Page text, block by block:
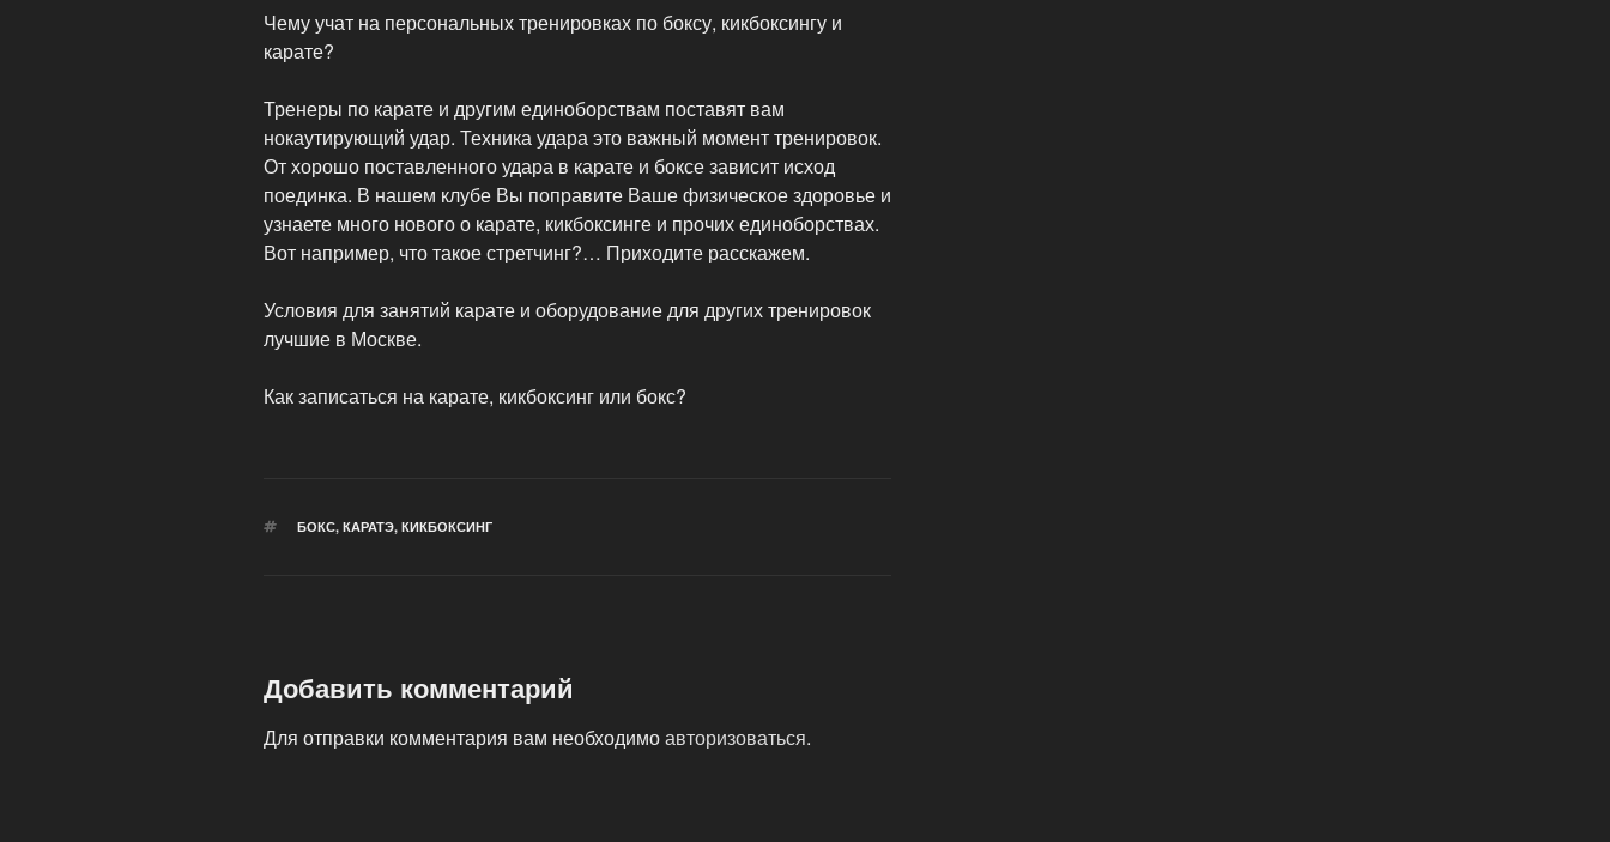
Чему учат на персональных тренировках по боксу, кикбоксингу и
карате?
Тренеры по карате и другим единоборствам поставят вам
нокаутирующий удар. Техника удара это важный момент тренировок.
От хорошо поставленного удара в карате и боксе зависит исход
поединка. В нашем клубе Вы поправите Ваше физическое здоровье и
узнаете много нового о карате, кикбоксинге и прочих единоборствах.
Вот например, что такое стретчинг?… Приходите расскажем.
Условия для занятий карате и оборудование для других тренировок
лучшие в Москве.
Как записаться на карате, кикбоксинг или бокс?
МЕТКИ
БОКС, КАРАТЭ, КИКБОКСИНГ
Добавить комментарий
Для отправки комментария вам необходимоавторизоваться.